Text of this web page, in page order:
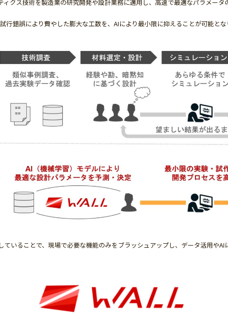
ィクス技術を製造業の研究開発や設計業務に適用し、高速で最適なパラメー
行錯誤により費やした膨大な工数を、AIにより最小限に抑えることが可能とな
ていることで、現場で必要な機能のみをブラッシュアップし、データ活用や